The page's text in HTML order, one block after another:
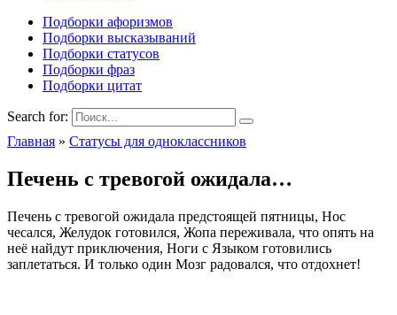
Подборки афоризмов
Подборки высказываний
Подборки статусов
Подборки фраз
Подборки цитат
Search for:
Главная » Статусы для одноклассников
Печень с тревогой ожидала…
Печень с тревогой ожидала предстоящей пятницы, Нос
чесался, Желудок готовился, Жопа переживала, что опять на
неё найдут приключения, Ноги с Языком готовились
заплетаться. И только один Мозг радовался, что отдохнет!